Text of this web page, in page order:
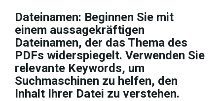
Dateinamen: Beginnen Sie mit
einem aussagekräftigen
Dateinamen, der das Thema des
PDFs widerspiegelt. Verwenden Sie
relevante Keywords, um
Suchmaschinen zu helfen, den
Inhalt Ihrer Datei zu verstehen.